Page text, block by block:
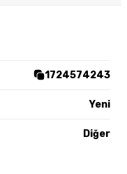
1724574243
Yeni
Diğer